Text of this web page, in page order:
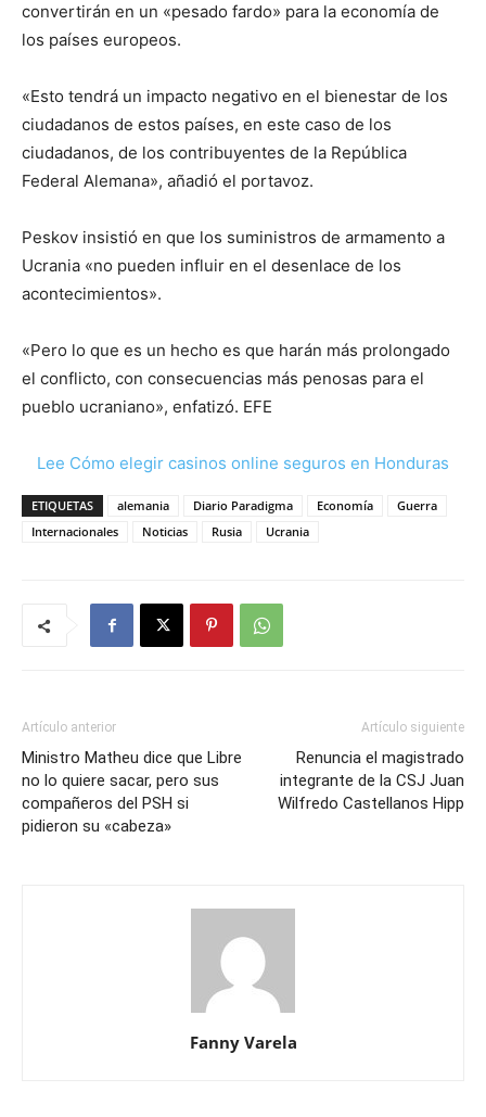
convertirán en un «pesado fardo» para la economía de
los países europeos.
«Esto tendrá un impacto negativo en el bienestar de los
ciudadanos de estos países, en este caso de los
ciudadanos, de los contribuyentes de la República
Federal Alemana», añadió el portavoz.
Peskov insistió en que los suministros de armamento a
Ucrania «no pueden influir en el desenlace de los
acontecimientos».
«Pero lo que es un hecho es que harán más prolongado
el conflicto, con consecuencias más penosas para el
pueblo ucraniano», enfatizó. EFE
Lee Cómo elegir casinos online seguros en Honduras
ETIQUETAS alemania Diario Paradigma Economía
Guerra
Internacionales
Noticias Rusia Ucrania
Artículo anterior
Ministro Matheu dice que Libre
no lo quiere sacar, pero sus
compañeros del PSH si
pidieron su «cabeza»
Artículo siguiente
Renuncia el magistrado
integrante de la CSJ Juan
Wilfredo Castellanos Hipp
Fanny Varela